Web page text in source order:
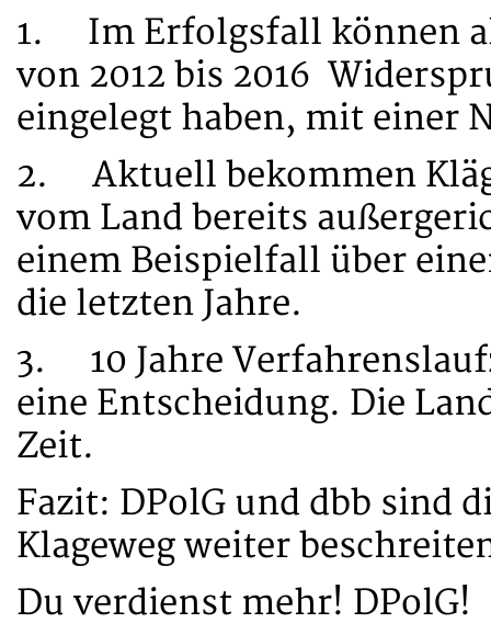
1. Im Erfolgsfall können
von 2012 bis 2016
eingelegt haben, mit einer
2. Aktuell bekommen
vom Land bereits
einem Beispielfall über
die letzten Jahre.
3. 10 Jahre
eine Entscheidung. Die
Zeit.
Fazit: DPolG und dbb sind
Klageweg weiter
Du verdienst mehr! DPolG!